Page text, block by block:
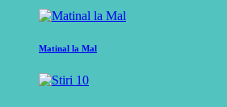
Matinal la Mal